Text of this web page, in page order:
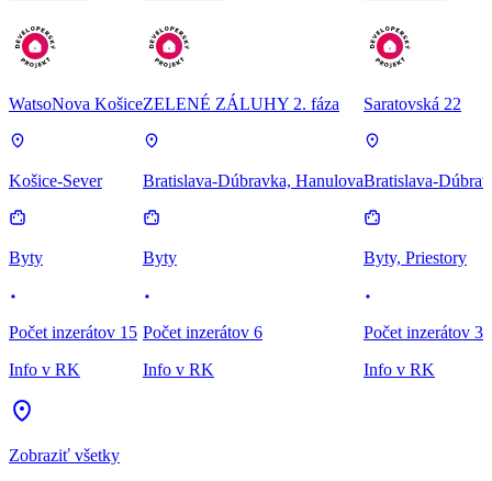
WatsoNova Košice
Košice-Sever
Byty
Počet inzerátov 15
Info v RK
ZELENÉ ZÁLUHY 2. fáza
Bratislava-Dúbravka, Hanulova
Byty
Počet inzerátov 6
Info v RK
Saratovská 22
Bratislava-
Byty, Priestory
Počet inzerátov 3
Info v RK
Zobraziť všetky